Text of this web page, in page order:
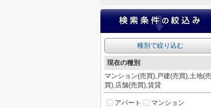
種別で絞り込む
現在の種別
マンション(売買),戸建(売買),土地(売
買),店舗(売買),賃貸
アパート
マンション